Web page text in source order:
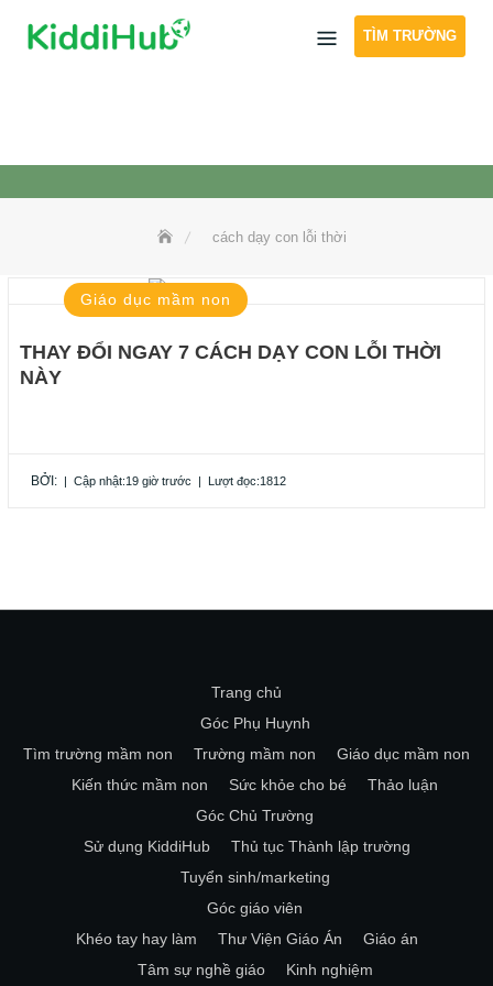
TÌM TRƯỜNG
cách dạy con lỗi thời
Giáo dục mầm non
THAY ĐỔI NGAY 7 CÁCH DẠY CON LỖI THỜI
NÀY
BỞI: | Cập nhật:19 giờ trước | Lượt đọc:1812
Trang chủ
Góc Phụ Huynh
Tìm trường mầm non
Trường mầm non
Giáo dục mầm non
Kiến thức mầm non
Sức khỏe cho bé
Thảo luận
Góc Chủ Trường
Sử dụng KiddiHub
Thủ tục Thành lập trường
Tuyển sinh/marketing
Góc giáo viên
Khéo tay hay làm
Thư Viện Giáo Án
Giáo án
Tâm sự nghề giáo
Kinh nghiệm